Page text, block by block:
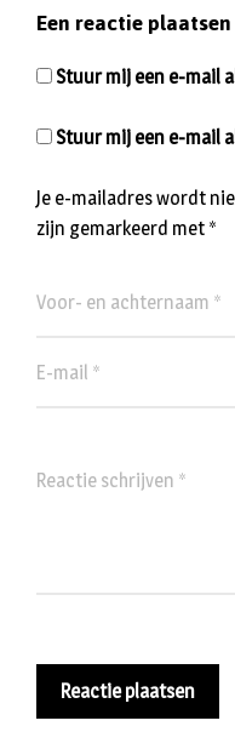
Een reactie
Je e-mailadres wordt
zijn gemarkeerd met *
Stuur mij een e-mail
Stuur mij een e-mail